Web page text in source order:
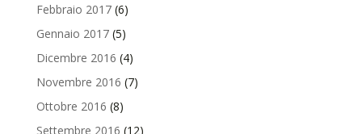
Febbraio 2017(6)
Gennaio 2017(5)
Dicembre 2016 (4)
Novembre 2016 (7)
Ottobre 2016 (8)
Settembre 2016 (12)